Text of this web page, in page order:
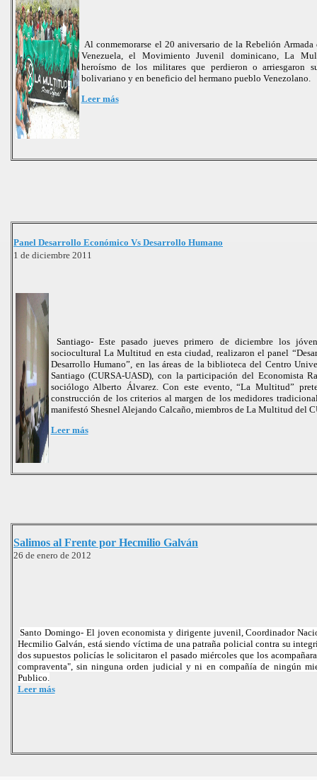
Al conmemorarse el 20 aniversario de la Rebelión
Venezuela, el Movimiento Juvenil dominicano, La
heroísmo de los militares que perdieron o arriesgaron
bolivariano y en beneficio del hermano pueblo Venezolano.
Leer más
Panel Desarrollo Económico Vs Desarrollo Humano
1 de diciembre 2011
Santiago- Este pasado jueves primero de diciembre los
sociocultural La Multitud en esta ciudad, realizaron el panel
Desarrollo Humano”, en las áreas de la biblioteca del Centro
Santiago (CURSA-UASD), con la participación del Economista
sociólogo Alberto Álvarez. Con este evento, “La Multitud”
construcción de los criterios al margen de los medidores
manifestó Shesnel Alejando Calcaño, miembros de La Multitud del
Leer más
Salimos al Frente por Hecmilio Galván
26 de enero de 2012
Santo Domingo- El joven economista y dirigente juvenil, Coordinador
Hecmilio Galván, está siendo víctima de una patraña policial contra su
dos supuestos policías le solicitaron el pasado miércoles que los
compraventa", sin ninguna orden judicial y ni en compañía de ningún
Publico.
Leer más